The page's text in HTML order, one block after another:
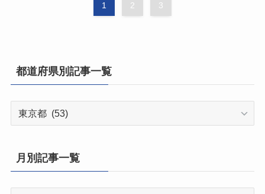
1 2 3
都道府県別記事一覧
県
別
月別記事一覧